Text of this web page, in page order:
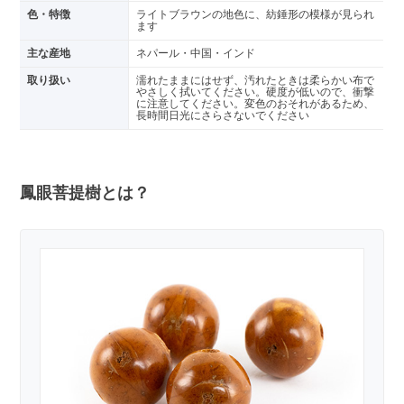
色・特徴
ライトブラウンの地色に、紡錘形の模様が見られ
ます
主な産地 ネパール・中国・インド
取り扱い
濡れたままにはせず、汚れたときは柔らかい布で
やさしく拭いてください。硬度が低いので、衝撃
に注意してください。変色のおそれがあるため、
長時間日光にさらさないでください
鳳眼菩提樹とは？